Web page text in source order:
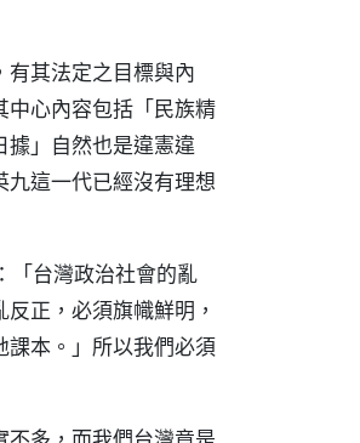
其法定之目標與內
中心內容包括「民族精
」自然也是違憲違
這一代已經沒有理想
「台灣政治社會的亂
正，必須旗幟鮮明，
課本。」所以我們必須